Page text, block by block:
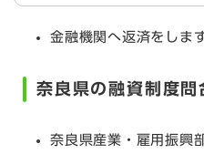
金融機関へ返済をします
奈良県の融資制度問
奈良県産業・雇用振興